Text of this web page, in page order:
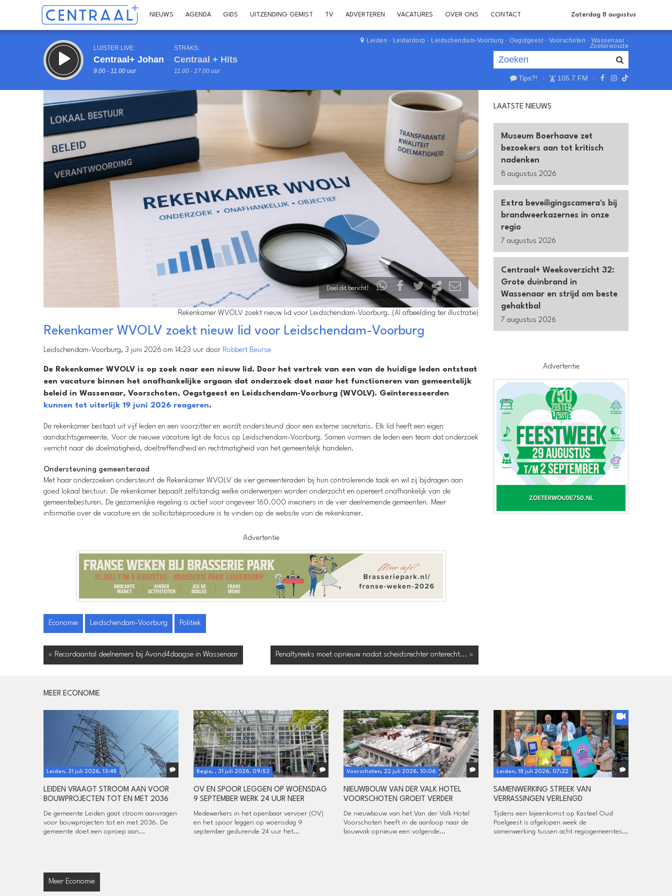
NIEUWS AGENDA GIDS UITZENDING GEMIST TV ADVERTEREN VACATURES OVER ONS CONTACT Zaterdag 8 augustus
LUISTER LIVE:
Centraal+ Johan
9.00 - 11.00 uur
STRAKS:
Centraal + Hits
11.00 - 17.00 uur
Leiden · Leiderdorp · Leidschendam-Voorburg · Oegstgeest· Voorschoten · Wassenaar ·
Zoeterwoude
Tips?! · 105.7 FM ·
Inklappen
Deel dit bericht!
Rekenkamer WVOLV zoekt nieuw lid voor Leidschendam-Voorburg. (AI afbeelding ter illustratie)
Rekenkamer WVOLV zoekt nieuw lid voor Leidschendam-Voorburg
Leidschendam-Voorburg, 3 juni 2026 om 14:23 uur door Robbert Beurse
De Rekenkamer WVOLV is op zoek naar een nieuw lid. Door het vertrek van een van de huidige leden ontstaat
een vacature binnen het onafhankelijke orgaan dat onderzoek doet naar het functioneren van gemeentelijk
beleid in Wassenaar, Voorschoten, Oegstgeest en Leidschendam-Voorburg (WVOLV). Geïnteresseerden
kunnen tot uiterlijk 19 juni 2026 reageren.
De rekenkamer bestaat uit vijf leden en een voorzitter en wordt ondersteund door een externe secretaris. Elk lid heeft een eigen
aandachtsgemeente. Voor de nieuwe vacature ligt de focus op Leidschendam-Voorburg. Samen vormen de leden een team dat onderzoek
verricht naar de doelmatigheid, doeltreffendheid en rechtmatigheid van het gemeentelijk handelen.
Ondersteuning gemeenteraad
Met haar onderzoeken ondersteunt de Rekenkamer WVOLV de vier gemeenteraden bij hun controlerende taak en wil zij bijdragen aan
goed lokaal bestuur. De rekenkamer bepaalt zelfstandig welke onderwerpen worden onderzocht en opereert onafhankelijk van de
gemeentebesturen. De gezamenlijke regeling is actief voor ongeveer 160.000 inwoners in de vier deelnemende gemeenten. Meer
informatie over de vacature en de sollicitatieprocedure is te vinden op de website van de rekenkamer.
Advertentie
Economie Leidschendam-Voorburg Politiek
« Recordaantal deelnemers bij Avond4daagse in Wassenaar Penaltyreeks moet opnieuw nadat scheidsrechter onterecht... »
LAATSTE NIEUWS
Museum Boerhaave zet
bezoekers aan tot kritisch
nadenken
8 augustus 2026
Extra beveiligingscamera's bij
brandweerkazernes in onze
regio
7 augustus 2026
Centraal+ Weekoverzicht 32:
Grote duinbrand in
Wassenaar en strijd om beste
gehaktbal
7 augustus 2026
Advertentie
MEER ECONOMIE
Leiden, 31 juli 2026, 13:48
LEIDEN VRAAGT STROOM AAN VOOR
BOUWPROJECTEN TOT EN MET 2036
De gemeente Leiden gaat stroom aanvragen
voor bouwprojecten tot en met 2036. De
gemeente doet een oproep aan...
Regio, , 31 juli 2026, 09:53
OV EN SPOOR LEGGEN OP WOENSDAG
9 SEPTEMBER WERK 24 UUR NEER
Medewerkers in het openbaar vervoer (OV)
en het spoor leggen op woensdag 9
september gedurende 24 uur het...
Voorschoten, 22 juli 2026, 10:06
NIEUWBOUW VAN DER VALK HOTEL
VOORSCHOTEN GROEIT VERDER
De nieuwbouw van het Van der Valk Hotel
Voorschoten heeft in de aanloop naar de
bouwvak opnieuw een volgende...
Leiden, 18 juli 2026, 07:22
SAMENWERKING STREEK VAN
VERRASSINGEN VERLENGD
Tijdens een bijeenkomst op Kasteel Oud
Poelgeest is afgelopen week de
samenwerking tussen acht regiogemeentes...
Meer Economie